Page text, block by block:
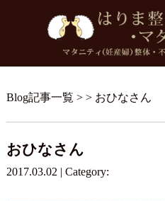
Blog記事一覧 > > おひなさん
おひなさん
2017.03.02 | Category: